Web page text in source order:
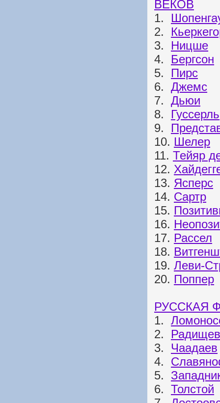
ВЕКОВ
1.
2.
3. Ницше
4. Бергсон
5. Пирс
6. Джемс
7. Дьюи
8. Гуссерль
9.
10. Шелер
11. Тейяр
12.
13. Ясперс
14. Сартр
15.
16.
17. Рассел
18.
19. Леви-
20. Поппер
РУССКАЯ
1.
2. Радищев
3. Чаадаев
4.
5.
6. Толстой